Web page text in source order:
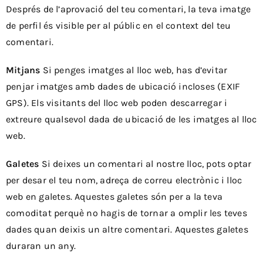
Després de l’aprovació del teu comentari, la teva imatge
de perfil és visible per al públic en el context del teu
comentari.
Mitjans Si penges imatges al lloc web, has d’evitar
penjar imatges amb dades de ubicació incloses (EXIF
GPS). Els visitants del lloc web poden descarregar i
extreure qualsevol dada de ubicació de les imatges al lloc
web.
Galetes Si deixes un comentari al nostre lloc, pots optar
per desar el teu nom, adreça de correu electrònic i lloc
web en galetes. Aquestes galetes són per a la teva
comoditat perquè no hagis de tornar a omplir les teves
dades quan deixis un altre comentari. Aquestes galetes
duraran un any.